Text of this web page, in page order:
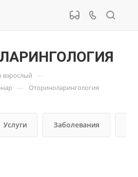
взрослый —
— Оториноларингология
Услуги Заболевания